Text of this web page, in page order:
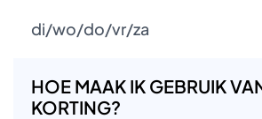
di/wo/do/vr/za
HOE MAAK IK GEBRUIK
KORTING?